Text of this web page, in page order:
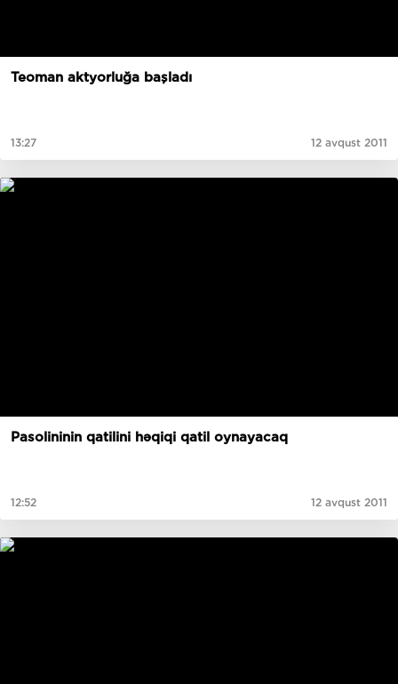
Teoman aktyorluğa başladı
13:27 12 avqust 2011
Pasolininin qatilini həqiqi qatil oynayacaq
12:52 12 avqust 2011